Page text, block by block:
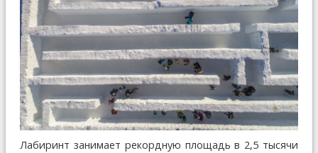
Лабиринт занимает рекордную площадь в 2,5 тысячи